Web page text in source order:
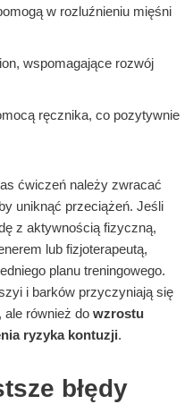
w rozluźnieniu mięśni
wspomagające rozwój
ręcznika, co pozytywnie
ćwiczeń należy zwracać
uniknąć przeciążeń. Jeśli
z aktywnością fizyczną,
lub fizjoterapeutą,
planu treningowego.
i barków przyczyniają się
ale również do wzrostu
ryzyka kontuzji.
błędy